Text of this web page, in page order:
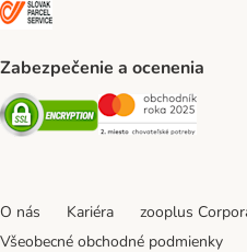
Zabezpečenie a ocenenia
Security Security
O nás Kariéra zooplus
Všeobecné obchodné podmienky